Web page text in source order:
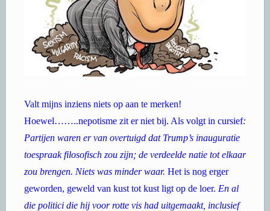
Valt mijns inziens niets op aan te merken!
Hoewel……..nepotisme zit er niet bij. Als volgt in cursief:
Partijen waren er van overtuigd dat Trump’s inauguratie
toespraak filosofisch zou zijn; de verdeelde natie tot elkaar
zou brengen. Niets was minder waar. Het is nog erger
geworden, geweld van kust tot kust ligt op de loer. En al
die politici die hij voor rotte vis had uitgemaakt, inclusief